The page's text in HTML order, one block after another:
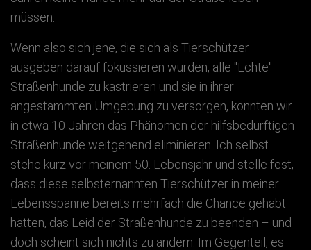
müssen.
Wenn also sich jene, die sich als Tierschützer
ausgeben darauf fokussieren würden, alle "Echte"
Straßenhunde zu kastrieren und sie in ihrer
angestammten Umgebung zu versorgen, könnten wir
in etwa 10 Jahren das Phänomen der hilfsbedürftigen
Straßenhunde weitgehend eliminieren. Ich selbst
stehe kurz vor meinem 50. Lebensjahr und stelle fest,
dass diese selbsternannten Tierschützer in meiner
Lebensspanne bereits mehrfach die Chance gehabt
hätten, das Leid der Straßenhunde zu beenden – und
doch scheint sich nichts zu ändern. Im Gegenteil, es